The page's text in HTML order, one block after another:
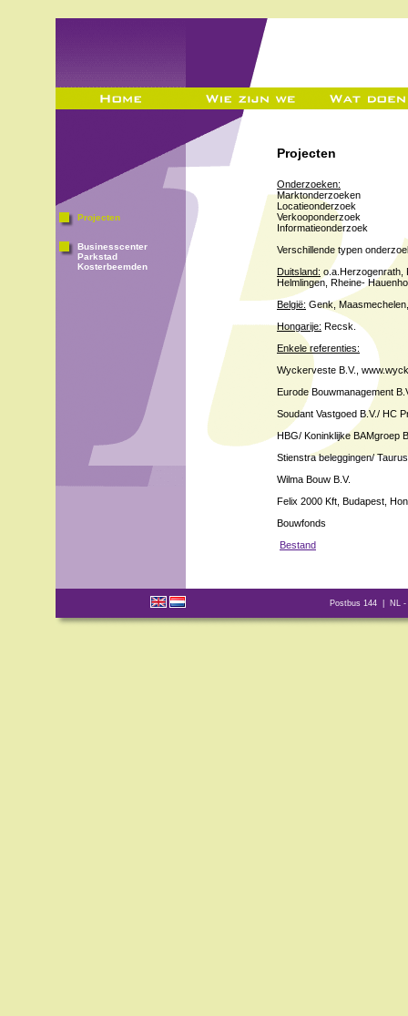
Projecten
Businesscenter
Parkstad
Kosterbeemden
Projecten
Onderzoeken:
Marktonderzoeken
Locatieonderzoek
Verkooponderzoek
Informatieonderzoek
Verschillende typen
Duitsland: o.a.Herzogenrath,
Helmlingen, Rheine-
België: Genk,
Hongarije: Recsk.
Enkele referenties:
Wyckerveste B.V.,
Eurode Bouwmanagement
Soudant Vastgoed B.V./ HC
HBG/ Koninklijke BAMgroep
Stienstra beleggingen/
Wilma Bouw B.V.
Felix 2000 Kft, Budapest,
Bouwfonds
Bestand
Postbus 144 | NL